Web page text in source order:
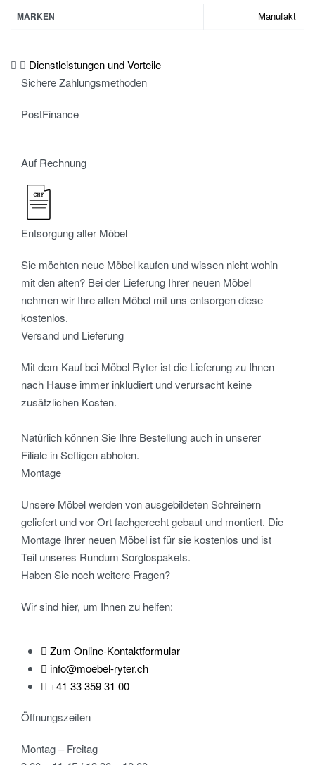
MARKEN Manufakt
Dienstleistungen und Vorteile
Sichere Zahlungsmethoden
PostFinance
Auf Rechnung
Entsorgung alter Möbel
Sie möchten neue Möbel kaufen und wissen nicht wohin
mit den alten? Bei der Lieferung Ihrer neuen Möbel
nehmen wir Ihre alten Möbel mit uns entsorgen diese
kostenlos.
Versand und Lieferung
Mit dem Kauf bei Möbel Ryter ist die Lieferung zu Ihnen
nach Hause immer inkludiert und verursacht keine
zusätzlichen Kosten.
Natürlich können Sie Ihre Bestellung auch in unserer
Filiale in Seftigen abholen.
Montage
Unsere Möbel werden von ausgebildeten Schreinern
geliefert und vor Ort fachgerecht gebaut und montiert. Die
Montage Ihrer neuen Möbel ist für sie kostenlos und ist
Teil unseres Rundum Sorglospakets.
Haben Sie noch weitere Fragen?
Wir sind hier, um Ihnen zu helfen:
Zum Online-Kontaktformular
info@moebel-ryter.ch
+41 33 359 31 00
Öffnungszeiten
Montag – Freitag